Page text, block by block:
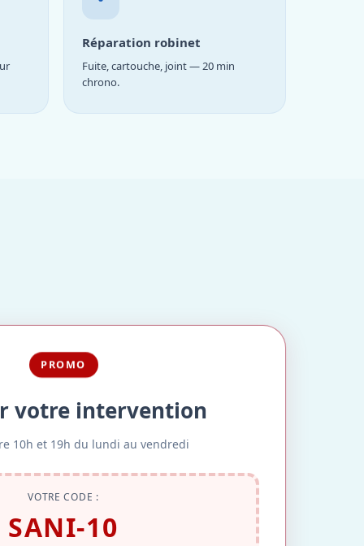
Réparation robinet
Fuite, cartouche, joint — 20 min
chrono.
PROMO
votre intervention
10h et 19h du lundi au vendredi
VOTRE CODE :
SANI-10